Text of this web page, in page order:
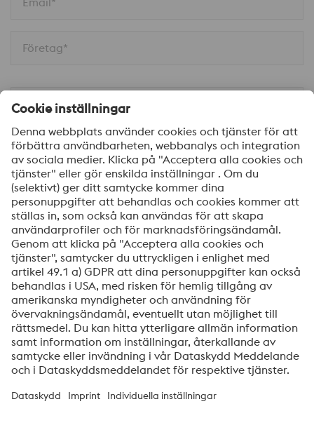
Företag*
Telefon
Meddelande
Ja, jag vill få information om voestalpine HPM
produkter, inbjudningar till seminarier/webinar och
mycket mer.
Skicka
Jag är inte en robot
Klicka för att verifiera
Captcha ⇗